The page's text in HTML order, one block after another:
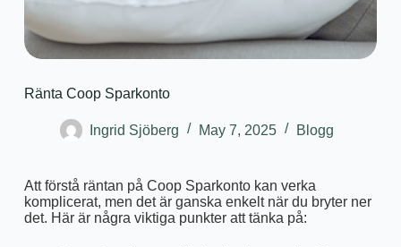
Ränta Coop Sparkonto
Ingrid Sjöberg May 7, 2025 Blogg
Att förstå räntan på Coop Sparkonto kan verka
komplicerat, men det är ganska enkelt när du bryter ner
det. Här är några viktiga punkter att tänka på: